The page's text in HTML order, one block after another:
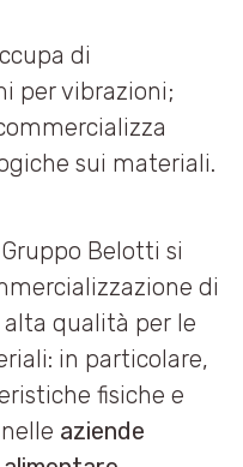
di
per vibrazioni;
sui materiali.
Belotti si
di
qualità per le
in particolare,
fisiche e
aziende